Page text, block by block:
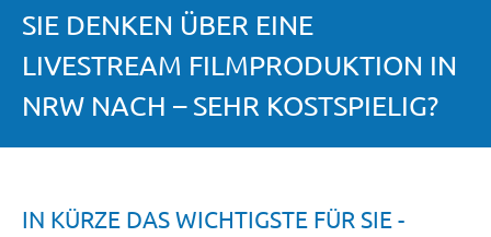
SIE DENKEN ÜBER EINE
LIVESTREAM FILMPRODUKTION IN
NRW NACH – SEHR KOSTSPIELIG?
IN KÜRZE DAS WICHTIGSTE FÜR SIE -